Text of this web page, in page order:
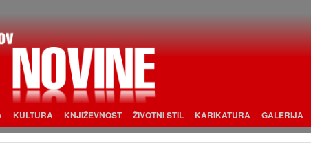
KULTURA KNJIŽEVNOST ŽIVOTNI STIL KARIKATURA GALERIJA